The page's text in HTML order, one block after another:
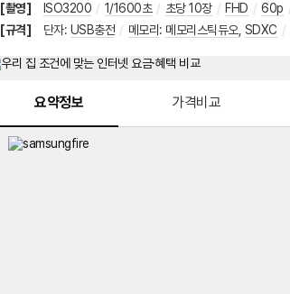
[촬영]
ISO3200 / 1/1600초 / 초당 10장 / FHD / 60p
[규격]
단자: USB충전 / 메모리: 메모리스틱듀오 SDXC /
요약정보 가격비교